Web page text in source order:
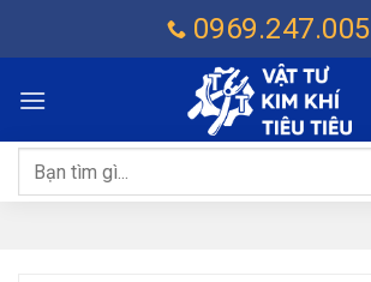
dung
0969.247.005
Tìm
kiếm: